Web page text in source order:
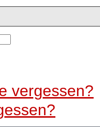
vergessen?